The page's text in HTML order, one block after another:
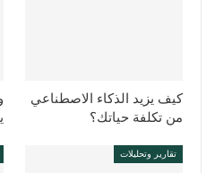
كيف يزيد الذكاء الاصطناعي
من تكلفة حياتك؟
تقارير وتحليلات